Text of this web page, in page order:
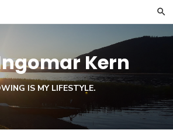
Kern
IS MY LIFESTYLE.